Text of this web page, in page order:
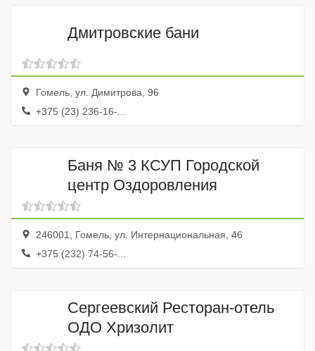
Дмитровские бани
Гомель, ул. Димитрова, 96
+375 (23) 236-16-...
Баня № 3 КСУП Городской
центр Оздоровления
246001, Гомель, ул. Интернациональная, 46
+375 (232) 74-56-...
Сергеевский Ресторан-отель
ОДО Хризолит